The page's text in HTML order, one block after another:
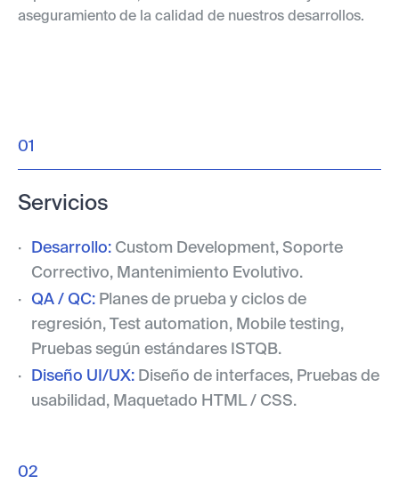
aseguramiento de la calidad de nuestros desarrollos.
01
Servicios
Desarrollo: Custom Development, Soporte
Correctivo, Mantenimiento Evolutivo.
QA / QC: Planes de prueba y ciclos de
regresión, Test automation, Mobile testing,
Pruebas según estándares ISTQB.
Diseño UI/UX: Diseño de interfaces, Pruebas de
usabilidad, Maquetado HTML / CSS.
02